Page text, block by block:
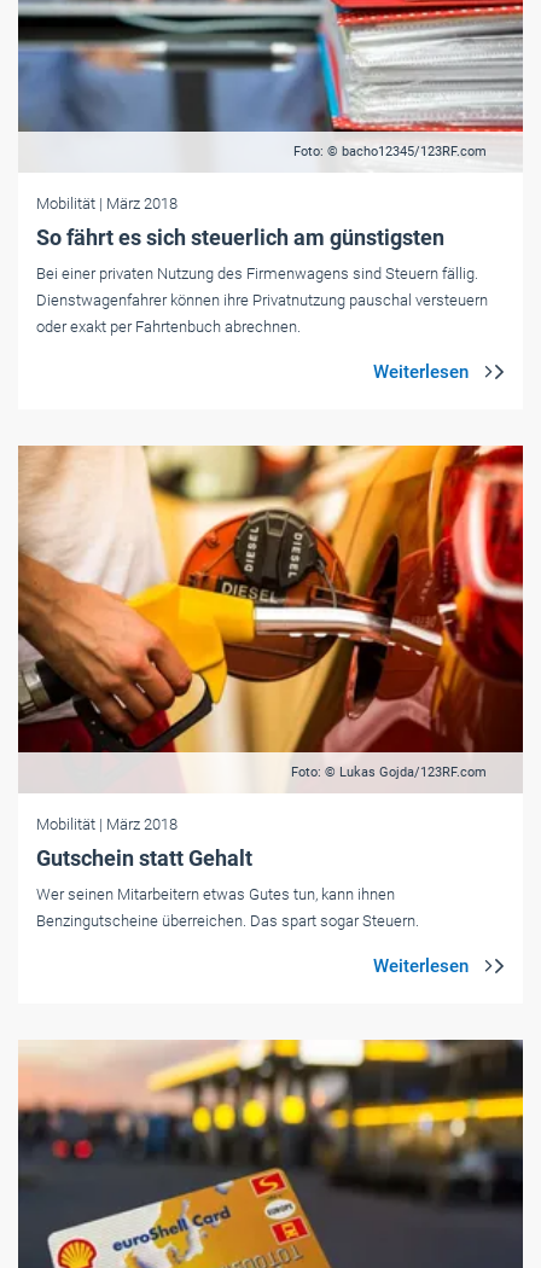
Foto: © bacho12345/123RF.com
Mobilität | März 2018
So fährt es sich steuerlich am günstigsten
Bei einer privaten Nutzung des Firmenwagens sind Steuern fällig.
Dienstwagenfahrer können ihre Privatnutzung pauschal versteuern
oder exakt per Fahrtenbuch abrechnen.
Foto: © Lukas Gojda/123RF.com
Mobilität | März 2018
Gutschein statt Gehalt
Wer seinen Mitarbeitern etwas Gutes tun, kann ihnen
Benzingutscheine überreichen. Das spart sogar Steuern.